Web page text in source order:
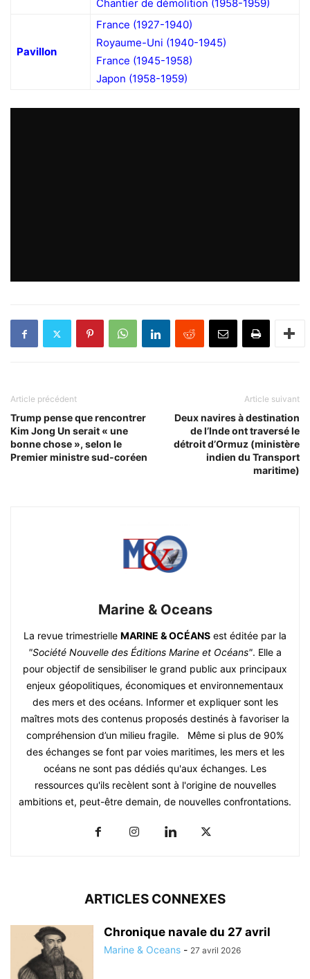
Chantier de démolition (1958-1959)
Pavillon
France (1927-1940)
Royaume-Uni (1940-1945)
France (1945-1958)
Japon (1958-1959)
Article précédent
Trump pense que rencontrer
Kim Jong Un serait « une
bonne chose », selon le
Premier ministre sud-coréen
Article suivant
Deux navires à destination
de l’Inde ont traversé le
détroit d’Ormuz (ministère
indien du Transport
maritime)
Marine & Oceans
La revue trimestrielle MARINE & OCÉANS est éditée par la
"Société Nouvelle des Éditions Marine et Océans". Elle a
pour objectif de sensibiliser le grand public aux principaux
enjeux géopolitiques, économiques et environnementaux
des mers et des océans. Informer et expliquer sont les
maîtres mots des contenus proposés destinés à favoriser la
compréhension d’un milieu fragile. Même si plus de 90%
des échanges se font par voies maritimes, les mers et les
océans ne sont pas dédiés qu'aux échanges. Les
ressources qu'ils recèlent sont à l'origine de nouvelles
ambitions et, peut-être demain, de nouvelles confrontations.
ARTICLES CONNEXES
Chronique navale du 27 avril
Marine & Oceans - 27 avril 2026